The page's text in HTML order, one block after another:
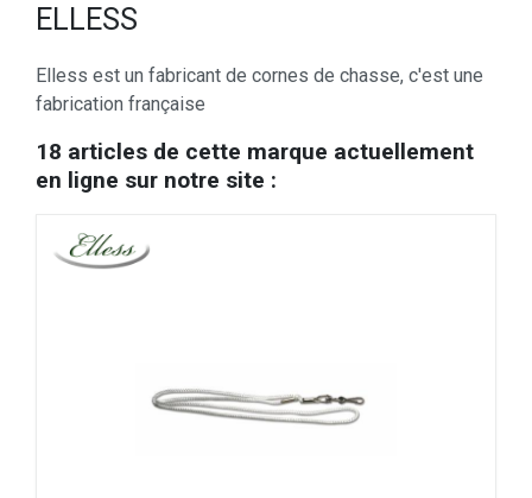
ELLESS
Elless est un fabricant de cornes de chasse, c'est une
fabrication française
18 articles de cette marque actuellement
en ligne sur notre site :